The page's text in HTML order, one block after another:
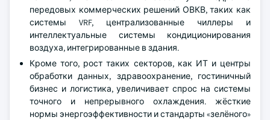
передовых коммерческих решений ОВКВ, таких как
системы VRF, централизованные чиллеры и
интеллектуальные системы кондиционирования
воздуха, интегрированные в здания.
Кроме того, рост таких секторов, как ИТ и центры
обработки данных, здравоохранение, гостиничный
бизнес и логистика, увеличивает спрос на системы
точного и непрерывного охлаждения. жёсткие
нормы энергоэффективности и стандарты «зелёного»